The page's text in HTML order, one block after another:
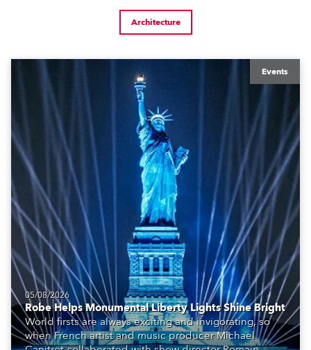
Architecture
Events
05/08/2026
Robe Helps Monumental Liberty Lights Shine Bright
World firsts are always exciting and invigorating, so
when French artist and music producer Michael